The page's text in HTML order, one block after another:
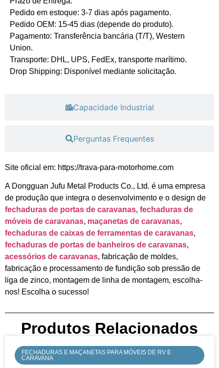
Capacidade Industrial
Perguntas Frequentes
Pedido em estoque: 3-7 dias após pagamento.
Pedido OEM: 15-45 dias (depende do produto).
​Pagamento: Transferência bancária (T/T), Western
Union.
​Transporte: DHL, UPS, FedEx, transporte marítimo.
​Drop Shipping: Disponível mediante solicitação.
Site oficial em: https://trava-para-motorhome.com
A Dongguan Jufu Metal Products Co., Ltd. é uma empresa
de produção que integra o desenvolvimento e o design de
fechaduras de portas de caravanas, fechaduras de
móveis de caravanas, maçanetas de caravanas,
fechaduras de caixas de ferramentas de caravanas,
fechaduras de portas de banheiros de caravanas,
acessórios de caravanas, fabricação de moldes,
fabricação e processamento de fundição sob pressão de
liga de zinco, montagem de linha de montagem, escolha-
nos! Escolha o sucesso!
Produtos Relacionados
FECHADURAS E MAÇANETAS PARA MÓVEIS DE RV E
CARAVANA